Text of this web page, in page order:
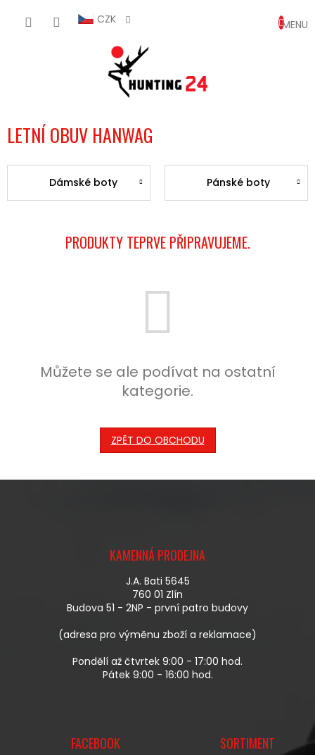
CZK
KOŠÍK
LETNÍ OBUV HANWAG
Dámské boty Pánské boty
PRODUKTY TEPRVE PŘIPRAVUJEME.
Můžete se ale podívat na ostatní
kategorie.
ZPĚT DO OBCHODU
KAMENNÁ PRODEJNA
J.A. Bati 5645
760 01 Zlín
Budova 51 - 2NP - první patro budovy
(adresa pro výměnu zboží a reklamace)
Pondělí až čtvrtek 9:00 - 17:00 hod.
Pátek 9:00 - 16:00 hod.
FACEBOOK SORTIMENT